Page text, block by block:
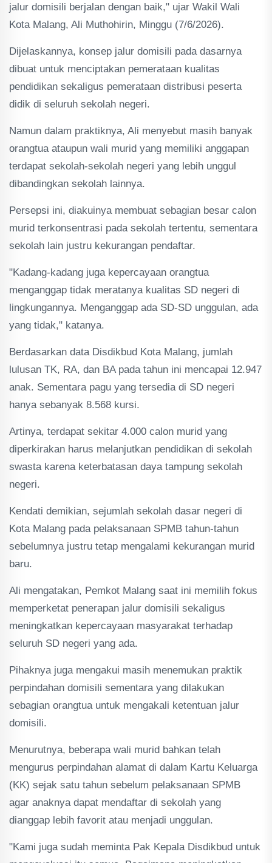
jalur domisili berjalan dengan baik," ujar Wakil Wali
Kota Malang, Ali Muthohirin, Minggu (7/6/2026).
Dijelaskannya, konsep jalur domisili pada dasarnya
dibuat untuk menciptakan pemerataan kualitas
pendidikan sekaligus pemerataan distribusi peserta
didik di seluruh sekolah negeri.
Namun dalam praktiknya, Ali menyebut masih banyak
orangtua ataupun wali murid yang memiliki anggapan
terdapat sekolah-sekolah negeri yang lebih unggul
dibandingkan sekolah lainnya.
Persepsi ini, diakuinya membuat sebagian besar calon
murid terkonsentrasi pada sekolah tertentu, sementara
sekolah lain justru kekurangan pendaftar.
"Kadang-kadang juga kepercayaan orangtua
menganggap tidak meratanya kualitas SD negeri di
lingkungannya. Menganggap ada SD-SD unggulan, ada
yang tidak," katanya.
Berdasarkan data Disdikbud Kota Malang, jumlah
lulusan TK, RA, dan BA pada tahun ini mencapai 12.947
anak. Sementara pagu yang tersedia di SD negeri
hanya sebanyak 8.568 kursi.
Artinya, terdapat sekitar 4.000 calon murid yang
diperkirakan harus melanjutkan pendidikan di sekolah
swasta karena keterbatasan daya tampung sekolah
negeri.
Kendati demikian, sejumlah sekolah dasar negeri di
Kota Malang pada pelaksanaan SPMB tahun-tahun
sebelumnya justru tetap mengalami kekurangan murid
baru.
Ali mengatakan, Pemkot Malang saat ini memilih fokus
memperketat penerapan jalur domisili sekaligus
meningkatkan kepercayaan masyarakat terhadap
seluruh SD negeri yang ada.
Pihaknya juga mengakui masih menemukan praktik
perpindahan domisili sementara yang dilakukan
sebagian orangtua untuk mengakali ketentuan jalur
domisili.
Menurutnya, beberapa wali murid bahkan telah
mengurus perpindahan alamat di dalam Kartu Keluarga
(KK) sejak satu tahun sebelum pelaksanaan SPMB
agar anaknya dapat mendaftar di sekolah yang
dianggap lebih favorit atau menjadi unggulan.
"Kami juga sudah meminta Pak Kepala Disdikbud untuk